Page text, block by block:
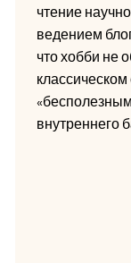
чтение
ведением
что хобби не
внутреннего